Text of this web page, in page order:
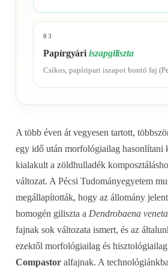
03
Papírgyáriiszapgiliszta
Csíkos, papíripari iszapot bontó faj
A több éven át vegyesen tartott,
egy idő után morfológiailag
kialakult a zöldhulladék
változat. A Pécsi Tudományegyetem
megállapították, hogy az állomány
homogén giliszta a Dendrobaena veneta
fajnak sok változata ismert, és az
ezektől morfológiailag és
Compastor alfajnak. A